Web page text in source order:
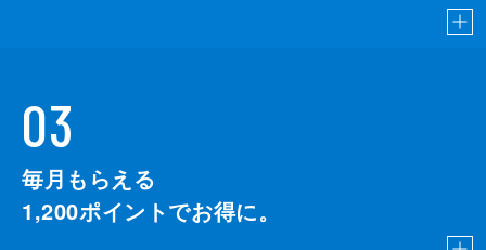
03
毎月もらえる
1,200ポイントでお得に。